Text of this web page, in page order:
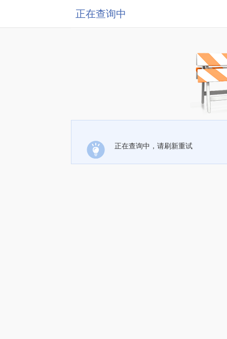
正在查询中
正在查询中，请刷新重试